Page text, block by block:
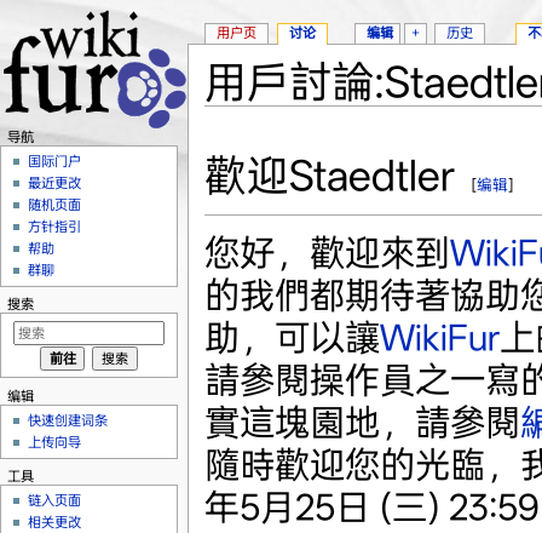
用戶討論
歡迎Staedtler [编辑]
您好，歡迎來到
的我們都期待著協助
助，可以讓WikiFur
請參閱操作員之一寫
實這塊園地，請參閱
隨時歡迎您的光臨，
年5月25日 (三)
用户页 讨论 编辑 + 历史
导航
国际门户
最近更改
随机页面
方针指引
帮助
群聊
搜索
编辑
快速创建词条
上传向导
工具
链入页面
相关更改